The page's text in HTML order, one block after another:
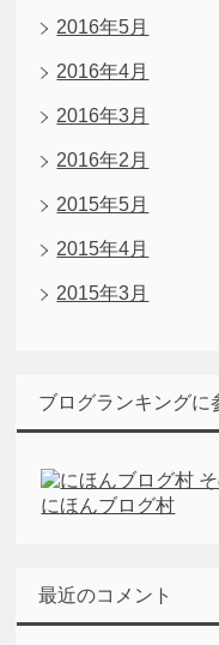
2016年5月
2016年4月
2016年3月
2016年2月
2015年5月
2015年4月
2015年3月
ブログランキングに
にほんブログ村
最近のコメント